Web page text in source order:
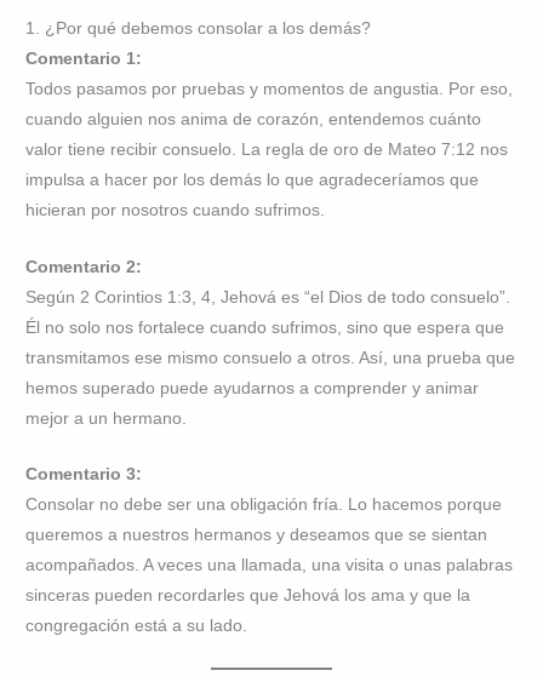
1. ¿Por qué debemos consolar a los demás?
Comentario 1:
Todos pasamos por pruebas y momentos de angustia. Por eso,
cuando alguien nos anima de corazón, entendemos cuánto
valor tiene recibir consuelo. La regla de oro de Mateo 7:12 nos
impulsa a hacer por los demás lo que agradeceríamos que
hicieran por nosotros cuando sufrimos.
Comentario 2:
Según 2 Corintios 1:3, 4, Jehová es “el Dios de todo consuelo”.
Él no solo nos fortalece cuando sufrimos, sino que espera que
transmitamos ese mismo consuelo a otros. Así, una prueba que
hemos superado puede ayudarnos a comprender y animar
mejor a un hermano.
Comentario 3:
Consolar no debe ser una obligación fría. Lo hacemos porque
queremos a nuestros hermanos y deseamos que se sientan
acompañados. A veces una llamada, una visita o unas palabras
sinceras pueden recordarles que Jehová los ama y que la
congregación está a su lado.